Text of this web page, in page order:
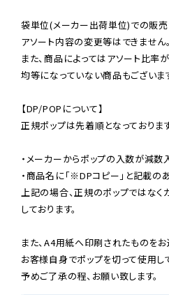
袋単位(メーカー出荷単位)での販
アソート内容の変更等はできません。
また、商品によってはアソート比率が
均等になっていない商品もございま
【DP/POPについて】
正規ポップは先着順となっております
・メーカーからポップの入数が減数
・商品名に「※DPコピー」と記載の
上記の場合、正規のポップではな
しております。
また、A4用紙へ印刷されたものをお
お客様自身でポップを切って使用し
予めご了承の程、お願い致します。